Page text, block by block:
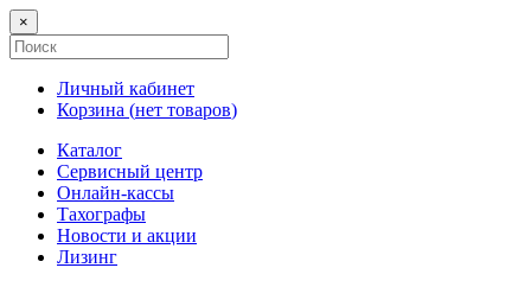
×
Личный кабинет
Корзина (нет товаров)
Каталог
Сервисный центр
Онлайн-кассы
Тахографы
Новости и акции
Лизинг